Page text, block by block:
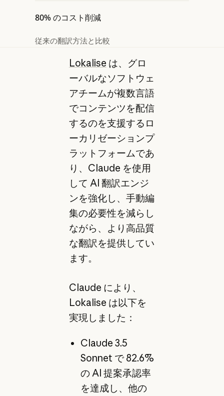
80% のコスト削減
従来の翻訳方法と比較
Lokalise は、グロ
ーバルなソフトウェ
アチームが複数言語
でコンテンツを配信
するのを支援するロ
ーカリゼーションプ
ラットフォームであ
り、Claude を使用
して AI 翻訳エンジ
ンを強化し、手動編
集の必要性を減らし
ながら、より高品質
な翻訳を提供してい
ます。
Claude により、
Lokalise は以下を
実現しました：
Claude 3.5
Sonnet で 82.6%
の AI 提案承認率
を達成し、他の